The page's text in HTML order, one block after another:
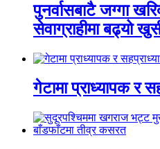
पुनर्वासबाटै जग्गा
सेवाग्राहीमा बढ्यो
गेटामा प्राध्यापक र